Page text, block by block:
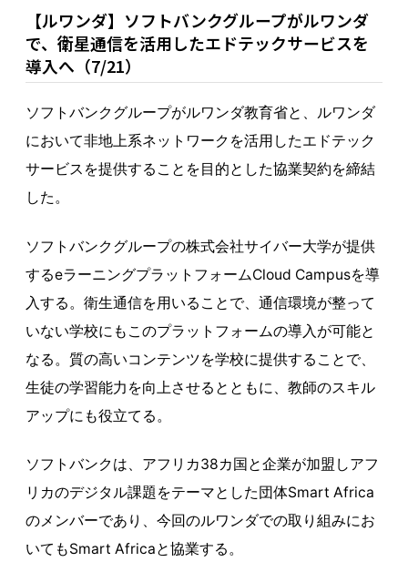
【ルワンダ】ソフトバンクグループがルワンダ
で、衛星通信を活用したエドテックサービスを
導入へ（7/21）
ソフトバンクグループがルワンダ教育省と、ルワンダ
において非地上系ネットワークを活用したエドテック
サービスを提供することを目的とした協業契約を締結
した。
ソフトバンクグループの株式会社サイバー大学が提供
するeラーニングプラットフォームCloud Campusを導
入する。衛生通信を用いることで、通信環境が整って
いない学校にもこのプラットフォームの導入が可能と
なる。質の高いコンテンツを学校に提供することで、
生徒の学習能力を向上させるとともに、教師のスキル
アップにも役立てる。
ソフトバンクは、アフリカ38カ国と企業が加盟しアフ
リカのデジタル課題をテーマとした団体Smart Africa
のメンバーであり、今回のルワンダでの取り組みにお
いてもSmart Africaと協業する。